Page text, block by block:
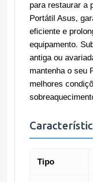
para restaurar a
Portátil Asus,
eficiente e
equipamento.
antiga ou
mantenha o seu
melhores
Tipo